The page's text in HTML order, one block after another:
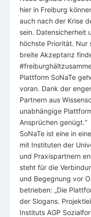
hier in Freiburg
auch nach der Krise
sein. Datensicherheit
höchste Priorität. Nur
breite Akzeptanz
Plattform SoNaTe
voran. Dank der
Partnern aus
unabhängige
Ansprüchen genügt.“
SoNaTe ist eine in
mit Instituten der
und Praxispartnern
steht für die
und Begegnung vor
betrieben: „Die
der Slogans.
Instituts AGP